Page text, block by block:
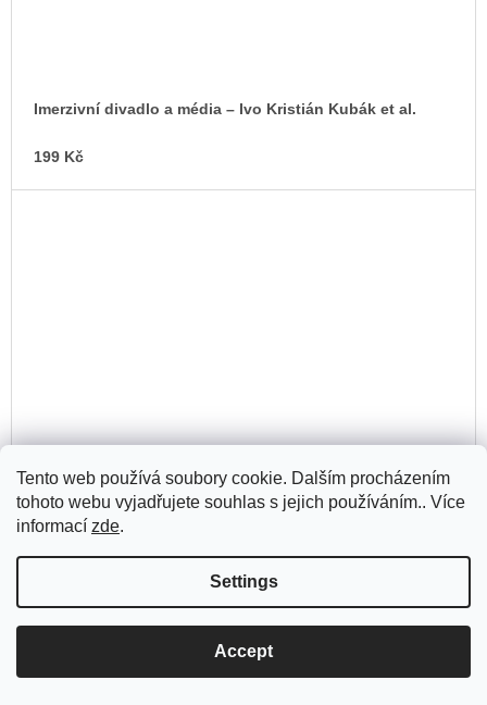
Tento web používá soubory cookie. Dalším procházením
tohoto webu vyjadřujete souhlas s jejich používáním.. Více
informací zde.
Settings
Accept
Imerzivní divadlo a média – Ivo Kristián Kubák et al.
199 Kč
O dramaturgii – Miloslav Klíma
199 Kč